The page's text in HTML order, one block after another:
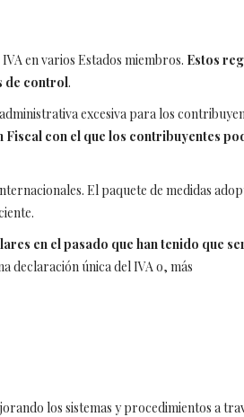
en varios Estados miembros. Estos
de control.
excesiva para los
con el que los contribuyentes
El paquete de medidas
en el pasado que han tenido que
declaración única del IVA o, más
los sistemas y procedimientos a